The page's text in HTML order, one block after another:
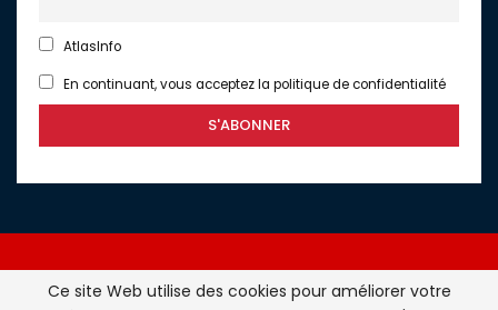
AtlasInfo
En continuant, vous acceptez la politique de confidentialité
Ce site Web utilise des cookies pour améliorer votre